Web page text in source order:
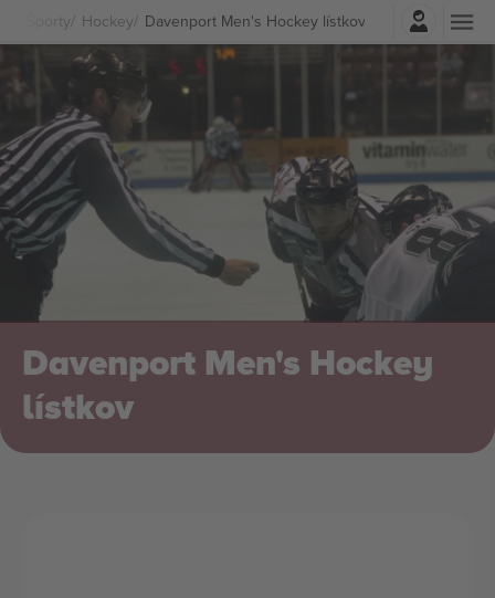
Športy Hockey Davenport Men's Hockey lístkov
Prihlásenie
Davenport Men's Hockey
lístkov